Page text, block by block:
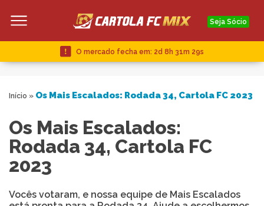
Seja Sócio
O mercado fecha em: 2d 8h 31m 28s
Início » Os Mais Escalados: Rodada 34, Cartola FC 2023
Os Mais Escalados:
Rodada 34, Cartola FC
2023
Vocês votaram, e nossa equipe de Mais Escalados